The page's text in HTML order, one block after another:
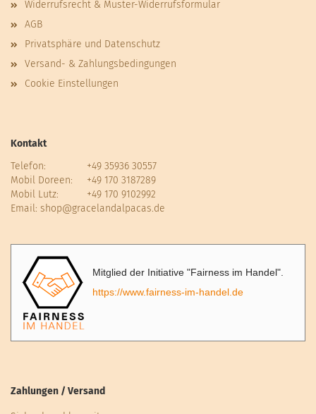
Widerrufsrecht & Muster-Widerrufsformular
AGB
Privatsphäre und Datenschutz
Versand- & Zahlungsbedingungen
Cookie Einstellungen
Kontakt
Telefon:
+49 35936 30557
Mobil Doreen:
+49 170 3187289
Mobil Lutz:
+49 170 9102992
Email: shop@gracelandalpacas.de
Mitglied der Initiative "Fairness im Handel".
https://www.fairness-im-handel.de
Zahlungen / Versand